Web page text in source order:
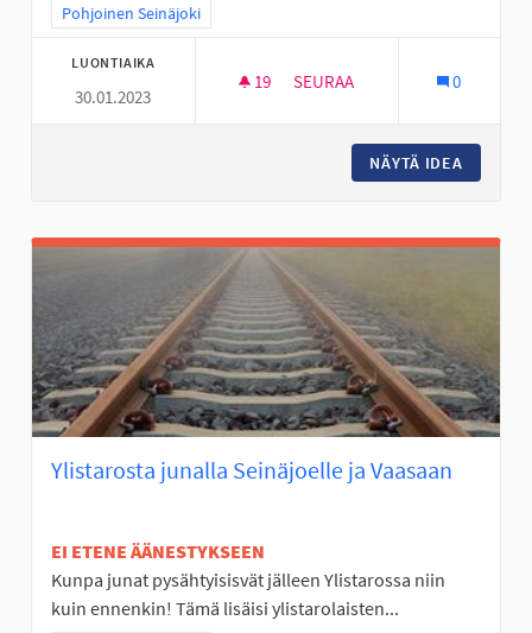
Rajaa tulokset teeman mukaan: Pohjoinen Seinäjoki
Pohjoinen Seinäjoki
LUONTIAIKA
30.01.2023
19 19 SEURAAJAA
SEURAA 0
NÄYTÄ IDEA
Ylistarosta junalla Seinäjoelle ja Vaasaan
EI ETENE ÄÄNESTYKSEEN
Kunpa junat pysähtyisisvät jälleen Ylistarossa niin
kuin ennenkin! Tämä lisäisi ylistarolaisten...